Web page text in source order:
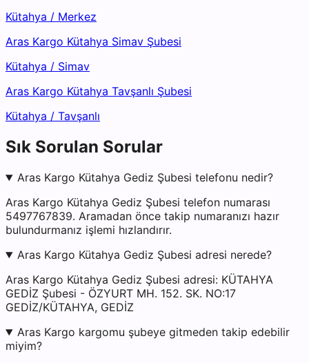
Kütahya / Merkez
Aras Kargo Kütahya Simav Şubesi
Kütahya / Simav
Aras Kargo Kütahya Tavşanlı Şubesi
Kütahya / Tavşanlı
Sık Sorulan Sorular
Aras Kargo Kütahya Gediz Şubesi telefonu nedir?
Aras Kargo Kütahya Gediz Şubesi telefon numarası
5497767839. Aramadan önce takip numaranızı hazır
bulundurmanız işlemi hızlandırır.
Aras Kargo Kütahya Gediz Şubesi adresi nerede?
Aras Kargo Kütahya Gediz Şubesi adresi: KÜTAHYA
GEDİZ Şubesi - ÖZYURT MH. 152. SK. NO:17
GEDİZ/KÜTAHYA, GEDİZ
Aras Kargo kargomu şubeye gitmeden takip edebilir
miyim?